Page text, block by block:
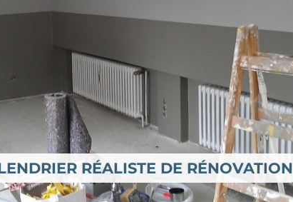
RÉALISTE DE RÉNOVATION